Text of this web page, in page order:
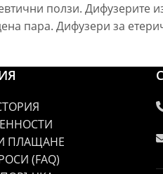
ползи. Дифузерите
пара. Дифузери за
ПЛАЩАНЕ
(FAQ)